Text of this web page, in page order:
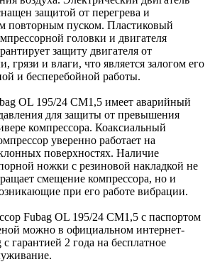
защитой от перегрева и
повторным пуском. Пластиковый
головки и двигателя
защиту двигателя от
грязи и влаги, что является залогом его
и бесперебойной работы.
OL 195/24 CM1,5 имеет аварийный
для защиты от превышения
компрессора. Коаксиальный
уверенно работает на
поверхностях. Наличие
ножки с резиновой накладкой не
смещение компрессора, но и
при его работе вибрации.
Fubag OL 195/24 CM1,5 с паспортом
можно в официальном интернет-
c гарантией 2 года на бесплатное